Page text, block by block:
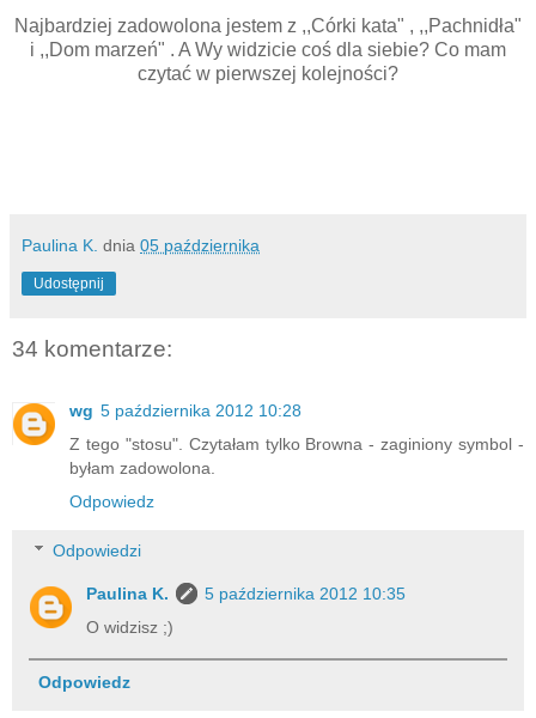
Najbardziej zadowolona jestem z ,,Córki kata" , ,,Pachnidła"
i ,,Dom marzeń" . A Wy widzicie coś dla siebie? Co mam
czytać w pierwszej kolejności?
Paulina K. dnia 05 października
Udostępnij
34 komentarze:
wg 5 października 2012 10:28
Z tego "stosu". Czytałam tylko Browna - zaginiony symbol -
byłam zadowolona.
Odpowiedz
Odpowiedzi
Paulina K.
5 października 2012 10:35
O widzisz ;)
Odpowiedz